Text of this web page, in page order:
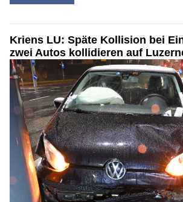
Kriens LU: Späte Kollision bei
zwei Autos kollidieren auf